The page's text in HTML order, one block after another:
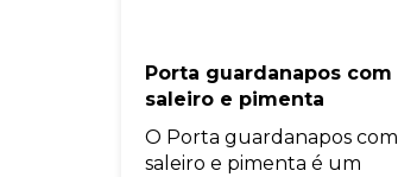
Porta guardanapos com
saleiro e pimenta
O Porta guardanapos com
saleiro e pimenta é um